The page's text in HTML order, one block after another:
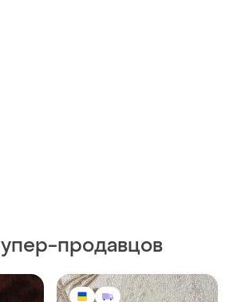
продавцов